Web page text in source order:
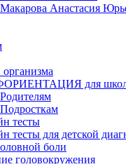
Макарова Анастасия
организма
для
Родителям
Подросткам
тесты
тесты для детской
боли
головокружения